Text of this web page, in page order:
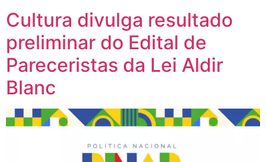
Cultura divulga resultado
preliminar do Edital de
Pareceristas da Lei Aldir
Blanc